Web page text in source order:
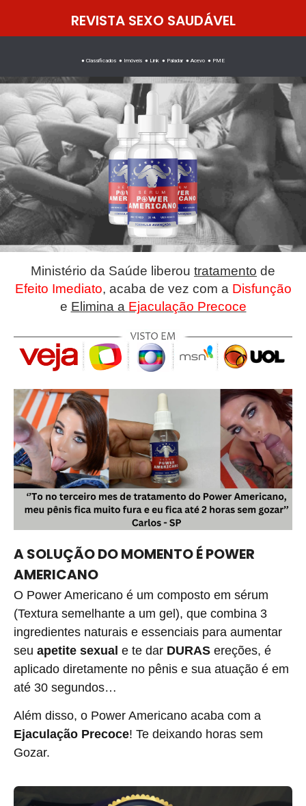
REVISTA SEXO SAUDÁVEL
● Classificados ● Imóveis ● Link ● Paladar ● Acevo ● PME
Ministério da Saúde liberou tratamento de
Efeito Imediato, acaba de vez com a Disfunção
e Elimina a Ejaculação Precoce
ASOLUÇÃO DO MOMENTO É POWER
AMERICANO
O Power Americano é um composto em sérum
(Textura semelhante a um gel), que combina 3
ingredientes naturais e essenciais para aumentar
seu apetite sexual e te dar DURAS ereções, é
aplicado diretamente no pênis e sua atuação é em
até 30 segundos…
Além disso, o Power Americano acaba com a
Ejaculação Precoce! Te deixando horas sem
Gozar.